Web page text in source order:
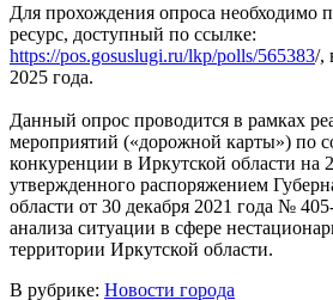
Для прохождения опроса необходимо
ресурс, доступный по ссылке:
https://pos.gosuslugi.ru/lkp/polls/565383/,
2025 года.
Данный опрос проводится в рамках
мероприятий («дорожной карты») по
конкуренции в Иркутской области на
утвержденного распоряжением
области от 30 декабря 2021 года №
анализа ситуации в сфере
территории Иркутской области.
В рубрике: Новости города